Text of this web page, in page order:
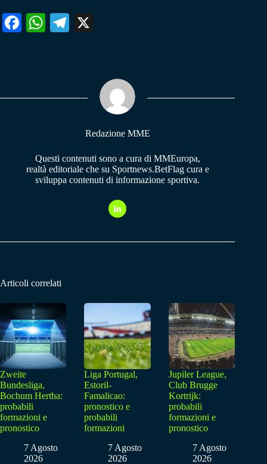
Fa W
pp
Te
m
Redazione MME
Questi contenuti sono a cura di MMEuropa,
realtà editoriale che su Sportnews.BetFlag cura e
sviluppa contenuti di informazione sportiva.
Articoli correlati
Zweite
Bundesliga,
Bochum Hertha:
probabili
formazioni e
pronostico
7 Agosto
2026
Liga Portugal,
Estoril-
Famalicao:
pronostico e
probabili
formazioni
7 Agosto
2026
Jupiler League,
Club Brugge
Kortrijk:
probabili
formazioni e
pronostico
7 Agosto
2026